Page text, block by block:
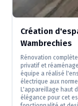
Création
Wambrechies
Rénovation
privatif et
équipe a réalisé
électrique aux
L'appareillage haut
élégance pour cet